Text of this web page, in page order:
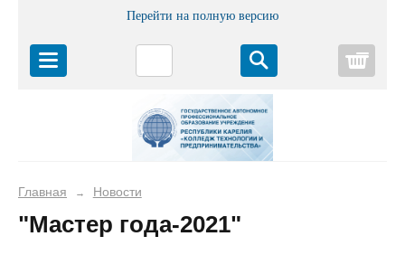
Перейти на полную версию
Главная → Новости
"Мастер года-2021"